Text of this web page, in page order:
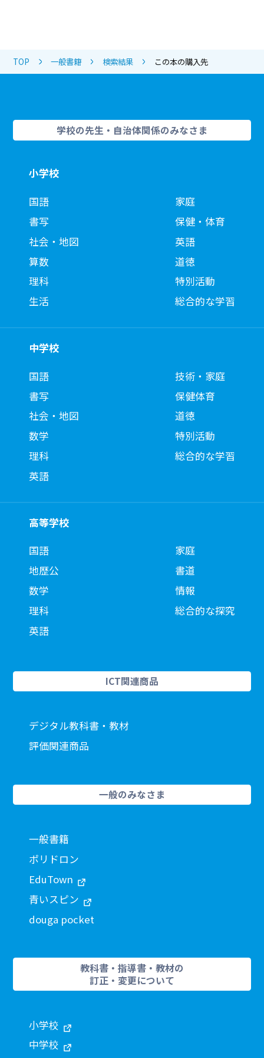
TOP 一般書籍 検索結果 この本の購入先
学校の先生・自治体関係のみなさま
小学校
国語
書写
社会・地図
算数
理科
生活
家庭
保健・体育
英語
道徳
特別活動
総合的な学習
中学校
国語
書写
社会・地図
数学
理科
英語
技術・家庭
保健体育
道徳
特別活動
総合的な学習
高等学校
国語
地歴公
数学
理科
英語
家庭
書道
情報
総合的な探究
ICT関連商品
デジタル教科書・教材
評価関連商品
一般のみなさま
一般書籍
ポリドロン
EduTown
青いスピン
douga pocket
教科書・指導書・教材の
訂正・変更について
小学校
中学校